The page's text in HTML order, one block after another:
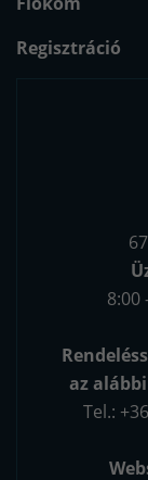
Regisztráció
8:00
az
Tel.: